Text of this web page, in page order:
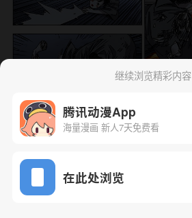
下一话
继续浏览精彩内容
腾讯动漫App
海量漫画 新人7天免费看
在此处浏览